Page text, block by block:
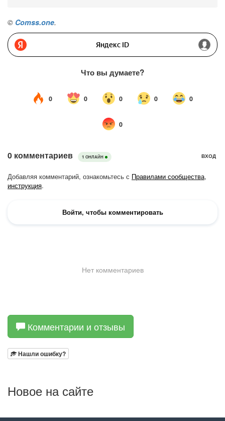
© Comss.one.
Комментарии и отзывы
Нашли ошибку?
Новое на сайте